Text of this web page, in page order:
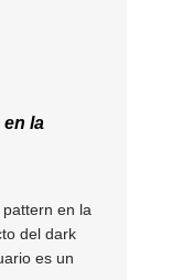
la
en la
del dark
es un